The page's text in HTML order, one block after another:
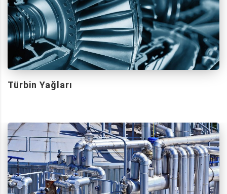
Türbin Yağları